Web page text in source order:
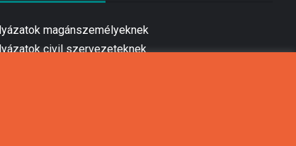
magánszemélyeknek
civil szervezeteknek